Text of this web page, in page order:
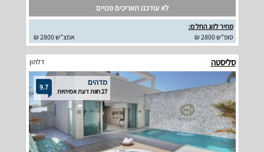
לא עודכנו תאריכים פנויים
מחיר לזוג החל מ:
סופ"ש 2800 ₪
אמצ"ש 2800 ₪
סליסטה דלתון
9.7 מדהים
27 חוות דעת אמיתיות